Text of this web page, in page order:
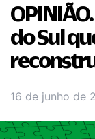
do Sul
16 de junho de